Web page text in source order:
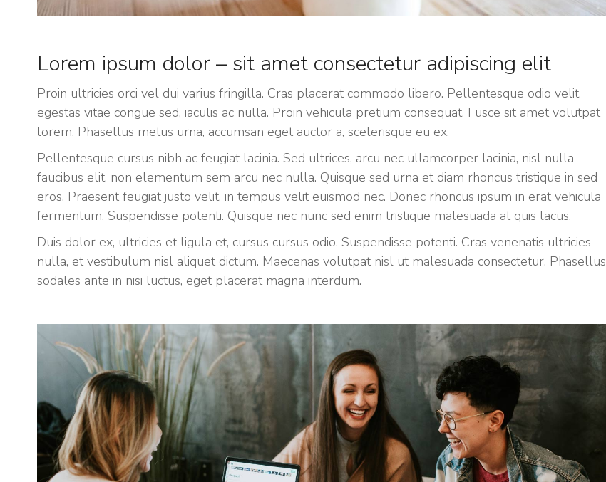
Lorem ipsum dolor – sit amet consectetur adipiscing elit
Proin ultricies orci vel dui varius fringilla. Cras placerat commodo libero. Pellentesque odio velit,
egestas vitae congue sed, iaculis ac nulla. Proin vehicula pretium consequat. Fusce sit amet volutpat
lorem. Phasellus metus urna, accumsan eget auctor a, scelerisque eu ex.
Pellentesque cursus nibh ac feugiat lacinia. Sed ultrices, arcu nec ullamcorper lacinia, nisl nulla
faucibus elit, non elementum sem arcu nec nulla. Quisque sed urna et diam rhoncus tristique in sed
eros. Praesent feugiat justo velit, in tempus velit euismod nec. Donec rhoncus ipsum in erat vehicula
fermentum. Suspendisse potenti. Quisque nec nunc sed enim tristique malesuada at quis lacus.
Duis dolor ex, ultricies et ligula et, cursus cursus odio. Suspendisse potenti. Cras venenatis ultricies
nulla, et vestibulum nisl aliquet dictum. Maecenas volutpat nisl ut malesuada consectetur. Phasellus
sodales ante in nisi luctus, eget placerat magna interdum.